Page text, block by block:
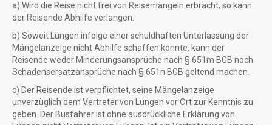
a) Wird die Reise nicht frei von Reisemängeln erbracht, so kann
der Reisende Abhilfe verlangen.
b) Soweit Lüngen infolge einer schuldhaften Unterlassung der
Mängelanzeige nicht Abhilfe schaffen konnte, kann der
Reisende weder Minderungsansprüche nach § 651m BGB noch
Schadensersatzansprüche nach § 651n BGB geltend machen.
c) Der Reisende ist verpflichtet, seine Mängelanzeige
unverzüglich dem Vertreter von Lüngen vor Ort zur Kenntnis zu
geben. Der Busfahrer ist ohne ausdrückliche Erklärung von